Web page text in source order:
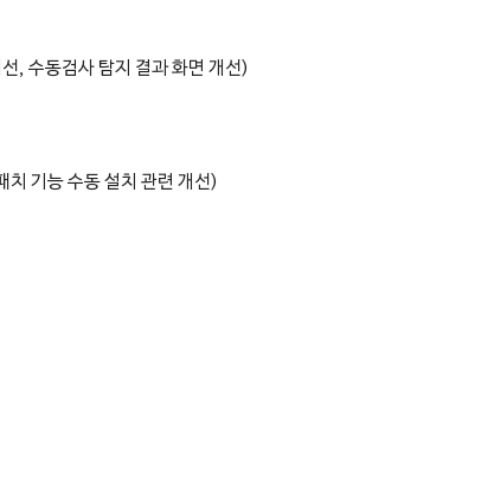
, 수동검사 탐지 결과 화면 개선)
기능 수동 설치 관련 개선)